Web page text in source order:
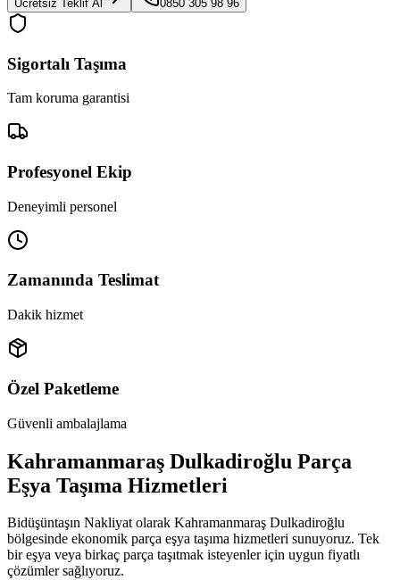
Ücretsiz Teklif Al 0850 305 98 96
Sigortalı Taşıma
Tam koruma garantisi
Profesyonel Ekip
Deneyimli personel
Zamanında Teslimat
Dakik hizmet
Özel Paketleme
Güvenli ambalajlama
Kahramanmaraş Dulkadiroğlu Parça
Eşya Taşıma Hizmetleri
Bidüşüntaşın Nakliyat olarak Kahramanmaraş Dulkadiroğlu
bölgesinde ekonomik parça eşya taşıma hizmetleri sunuyoruz. Tek
bir eşya veya birkaç parça taşıtmak isteyenler için uygun fiyatlı
çözümler sağlıyoruz.